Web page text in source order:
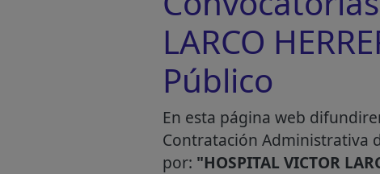
LARCO
Público
En esta página web
Contratación Administrativa
por: "HOSPITAL VICTOR